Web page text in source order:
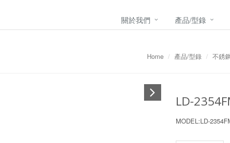
關於我們 產品/型錄
Home 產品/型錄 不銹
LD-
MODEL:LD-